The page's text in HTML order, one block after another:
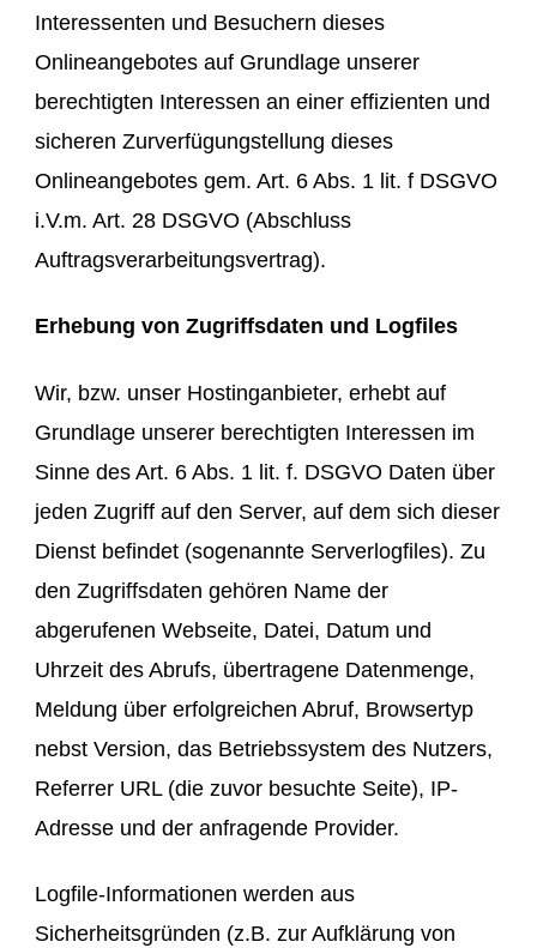
Interessenten und Besuchern dieses
Onlineangebotes auf Grundlage unserer
berechtigten Interessen an einer effizienten und
sicheren Zurverfügungstellung dieses
Onlineangebotes gem. Art. 6 Abs. 1 lit. f DSGVO
i.V.m. Art. 28 DSGVO (Abschluss
Auftragsverarbeitungsvertrag).
Erhebung von Zugriffsdaten und Logfiles
Wir, bzw. unser Hostinganbieter, erhebt auf
Grundlage unserer berechtigten Interessen im
Sinne des Art. 6 Abs. 1 lit. f. DSGVO Daten über
jeden Zugriff auf den Server, auf dem sich dieser
Dienst befindet (sogenannte Serverlogfiles). Zu
den Zugriffsdaten gehören Name der
abgerufenen Webseite, Datei, Datum und
Uhrzeit des Abrufs, übertragene Datenmenge,
Meldung über erfolgreichen Abruf, Browsertyp
nebst Version, das Betriebssystem des Nutzers,
Referrer URL (die zuvor besuchte Seite), IP-
Adresse und der anfragende Provider.
Logfile-Informationen werden aus
Sicherheitsgründen (z.B. zur Aufklärung von